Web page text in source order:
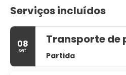
Serviços incluídos
08
set.
Transporte de
Partida